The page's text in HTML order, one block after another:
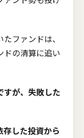
ファンドは、
ドの清算に追い
すが、失敗した
存した投資から